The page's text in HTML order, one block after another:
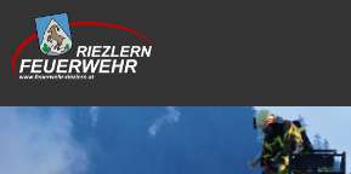
direkt zur Navigation
direkt zum Inhalt